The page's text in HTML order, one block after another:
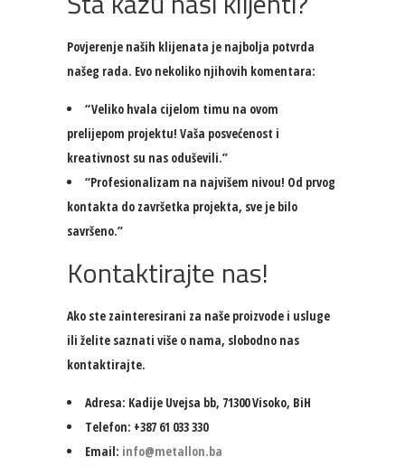
Povjerenje naših klijenata je najbolja potvrda
našeg rada. Evo nekoliko njihovih komentara:
“Veliko hvala cijelom timu na ovom
prelijepom projektu! Vaša posvećenost i
kreativnost su nas oduševili.”
“Profesionalizam na najvišem nivou! Od prvog
kontakta do završetka projekta, sve je bilo
savršeno.”
Kontaktirajte nas!
Ako ste zainteresirani za naše proizvode i usluge
ili želite saznati više o nama, slobodno nas
kontaktirajte.
Adresa: Kadije Uvejsa bb, 71300 Visoko, BiH
Telefon: +387 61 033 330
Email: info@metallon.ba